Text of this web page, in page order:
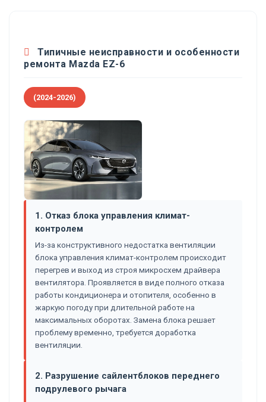
Типичные неисправности и особенности
ремонта Mazda EZ-6
(2024-2026)
1. Отказ блока управления климат-
контролем
Из-за конструктивного недостатка вентиляции
блока управления климат-контролем происходит
перегрев и выход из строя микросхем драйвера
вентилятора. Проявляется в виде полного отказа
работы кондиционера и отопителя, особенно в
жаркую погоду при длительной работе на
максимальных оборотах. Замена блока решает
проблему временно, требуется доработка
вентиляции.
2. Разрушение сайлентблоков переднего
подрулевого рычага